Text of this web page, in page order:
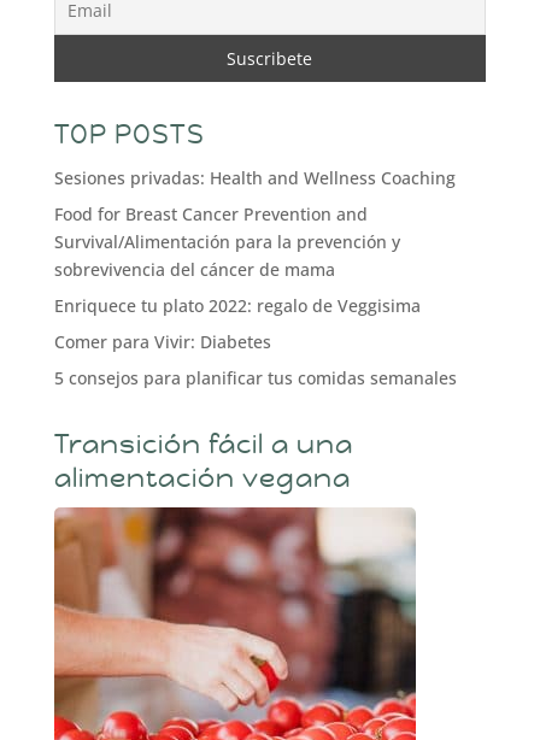
TOP POSTS
Sesiones privadas: Health and Wellness Coaching
Food for Breast Cancer Prevention and
Survival/Alimentación para la prevención y
sobrevivencia del cáncer de mama
Enriquece tu plato 2022: regalo de Veggisima
Comer para Vivir: Diabetes
5 consejos para planificar tus comidas semanales
Transición fácil a una
alimentación vegana